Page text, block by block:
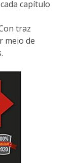
capítulo
traz
meio de